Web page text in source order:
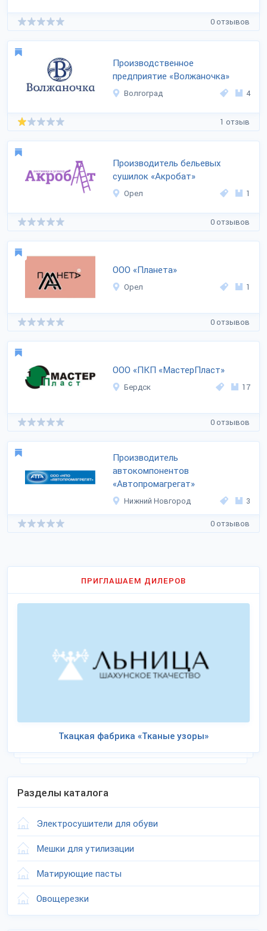
0 отзывов
Производственное
предприятие «Волжаночка»
Волгоград 4
1 отзыв
Производитель бельевых
сушилок «Акробат»
Орел 1
0 отзывов
ООО «Планета»
Орел 1
0 отзывов
ООО «ПКП «МастерПласт»
Бердск 17
0 отзывов
Производитель
автокомпонентов
«Автопромагрегат»
Нижний Новгород 3
0 отзывов
ПРИГЛАШАЕМ ДИЛЕРОВ
Ткацкая фабрика «Тканые узоры»
Разделы каталога
Электросушители для обуви
Мешки для утилизации
Матирующие пасты
Овощерезки